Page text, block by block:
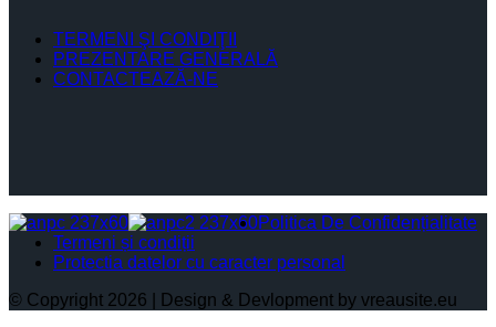
TERMENI ŞI CONDIŢII
PREZENTARE GENERALĂ
CONTACTEAZĂ-NE
Politica De Confidențialitate
Termeni și condiții
Protectia datelor cu caracter personal
© Copyright 2026 | Design & Devlopment by vreausite.eu